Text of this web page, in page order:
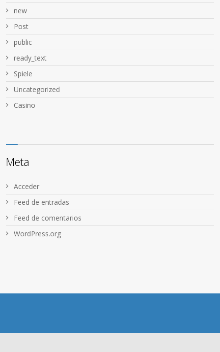
new
Post
public
ready_text
Spiele
Uncategorized
Сasino
Meta
Acceder
Feed de entradas
Feed de comentarios
WordPress.org